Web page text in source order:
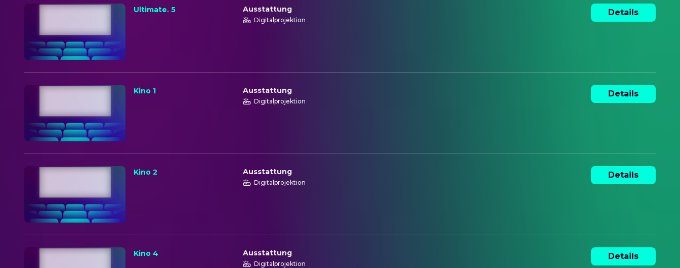
Ultimate. 5 Ausstattung
Digitalprojektion
Details
Kino 1 Ausstattung
Digitalprojektion
Details
Kino 2 Ausstattung
Digitalprojektion
Details
Kino 4 Ausstattung
Digitalprojektion
Details